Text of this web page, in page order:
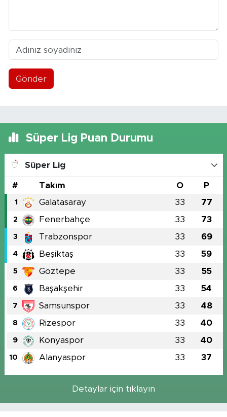
Gönder
Süper Lig Puan Durumu
Süper Lig
# Takım O P
1 Galatasaray 33 77
2 Fenerbahçe 33 73
3 Trabzonspor 33 69
4 Beşiktaş 33 59
5 Göztepe 33 55
6 Başakşehir 33 54
7 Samsunspor 33 48
8 Rizespor 33 40
9 Konyaspor 33 40
10 Alanyaspor 33 37
Detaylar için tıklayın